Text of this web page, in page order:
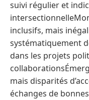
suivi régulier et
inclusifs, mais
systématiquement
dans les projets
mais disparités
échanges de